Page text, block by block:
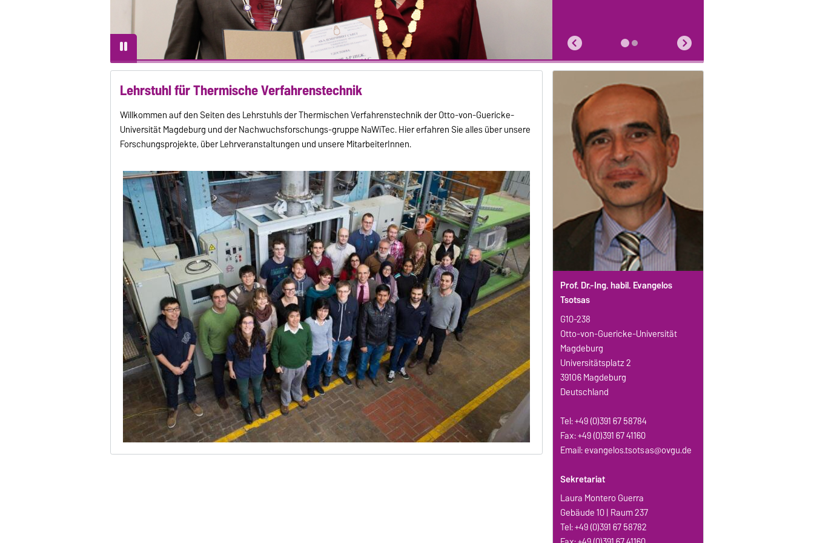
Lehrstuhl für Thermische Verfahrenstechnik
Willkommen auf den Seiten des Lehrstuhls der Thermischen Verfahrenstechnik der Otto-von-Guericke-
Universität Magdeburg und der Nachwuchsforschungs-gruppe NaWiTec. Hier erfahren Sie alles über unsere
Forschungsprojekte, über Lehrveranstaltungen und unsere MitarbeiterInnen.
Prof. Dr.-Ing. habil. Evangelos
Tsotsas
G10-238
Otto-von-Guericke-Universität
Magdeburg
Universitätsplatz 2
39106 Magdeburg
Deutschland
Tel: +49 (0)391 67 58784
Fax: +49 (0)391 67 41160
Email:evangelos.tsotsas@ovgu.de
Sekretariat
Laura Montero Guerra
Gebäude 10 | Raum 237
Tel: +49 (0)391 67 58782